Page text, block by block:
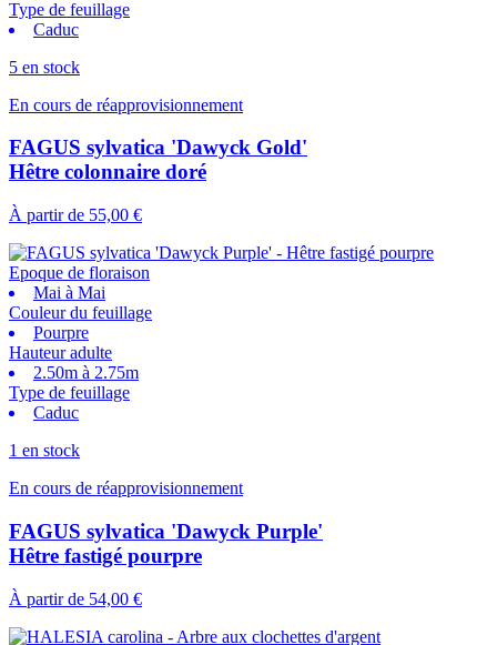
Type de feuillage
Caduc
5 en stock
En cours de réapprovisionnement
FAGUS sylvatica 'Dawyck Gold'
Hêtre colonnaire doré
À partir de 55,00 €
Epoque de floraison
Mai à Mai
Couleur du feuillage
Pourpre
Hauteur adulte
2.50m à 2.75m
Type de feuillage
Caduc
1 en stock
En cours de réapprovisionnement
FAGUS sylvatica 'Dawyck Purple'
Hêtre fastigé pourpre
À partir de 54,00 €